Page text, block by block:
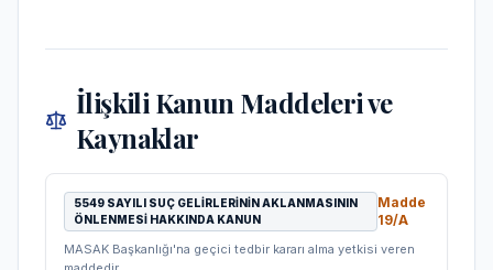
İlişkili Kanun Maddeleri ve
Kaynaklar
5549 SAYILI SUÇ GELIRLERININ AKLANMASININ
ÖNLENMESI HAKKINDA KANUN
Madde
19/A
MASAK Başkanlığı'na geçici tedbir kararı alma yetkisi veren